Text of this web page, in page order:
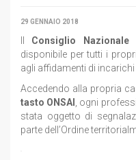
29 GENNAIO 2018
Consiglio Nazionale
disponibile per tutti i
agli affidamenti di incarichi
Accedendo alla propria
tasto ONSAI
, ogni
stata oggetto di
parte dell’Ordine